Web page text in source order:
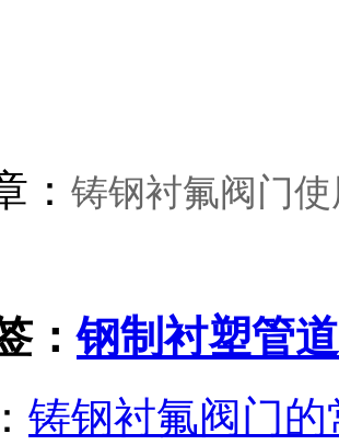
： 铸钢衬氟阀门
：钢制衬塑管
铸钢衬氟阀门